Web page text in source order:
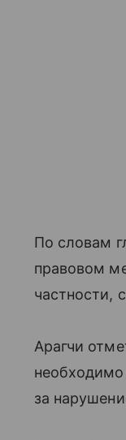
По словам
правовом
частности,
Арагчи
за